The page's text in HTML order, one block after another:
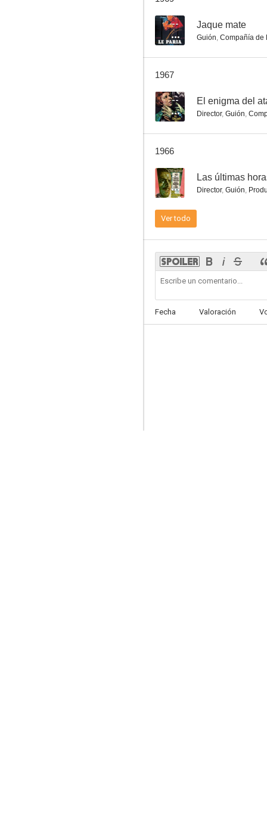
-- Jaque mate
Guión, Compañía de
1967
-- El enigma del
Director, Guión,
1966
-- Las últimas
Director, Guión,
Ver todo
Fecha Valoración